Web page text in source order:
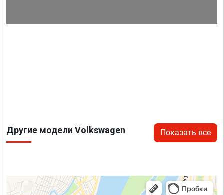
Другие модели Volkswagen Показать все